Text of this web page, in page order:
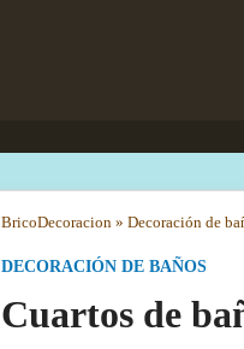
BricoDecoracion » Decoración de
DECORACIÓN DE BAÑOS
Cuartos de